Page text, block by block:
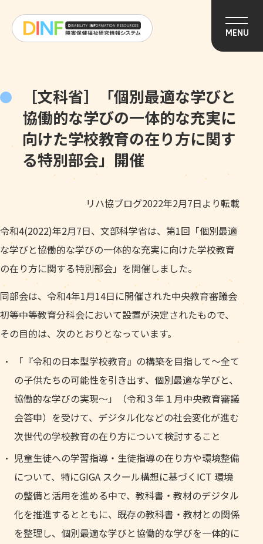
MENU
［文科省］「個別最適な学びと
協働的な学びの一体的な充実に
向けた学校教育の在り方に関す
る特別部会」開催
リハ協ブログ2022年2月7日より転載
令和4(2022)年2月7日、文部科学省は、第1回「個別最適
な学びと協働的な学びの一体的な充実に向けた学校教育
の在り方に関する特別部会」を開催しました。
同部会は、令和4年1月14日に開催された中央教育審議会
初等中等教育分科会において設置が決定されたもので、
その目的は、次のとおりとなっています。
「『令和の日本型学校教育』の構築を目指して～全て
の子供たちの可能性を引き出す、個別最適な学びと、
協働的な学びの実現～」（令和３年１月中央教育審議
会答申）を受けて、デジタル化などの社会変化が進む
次世代の学校教育の在り方について検討すること
児童生徒への学習指導・生徒指導の在り方や環境整備
について、特にGIGA スクール構想に基づくICT 環境
の整備と活用を進める中で、教科書・教材のデジタル
化を推進するとともに、既存の教科書・教材との関係
を整理し、個別最適な学びと協働的な学びを一体的に